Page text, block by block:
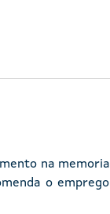
na memoria
o emprego